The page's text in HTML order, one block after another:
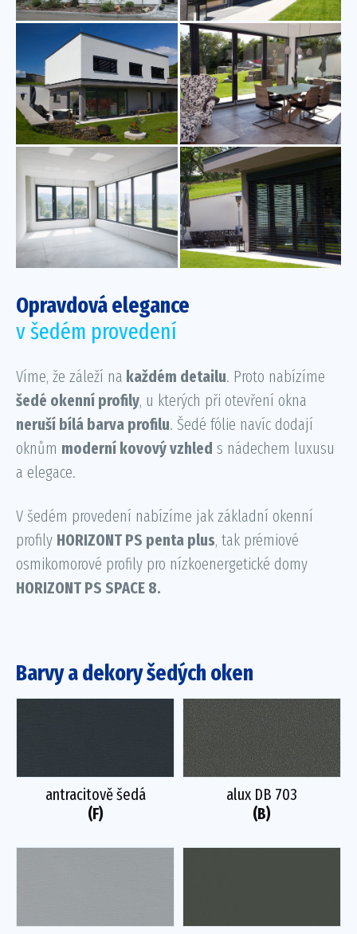
Opravdová elegance
v šedém provedení
Víme, že záleží na každém detailu. Proto nabízíme
šedé okenní profily, u kterých při otevření okna
neruší bílá barva profilu. Šedé fólie navíc dodají
oknům moderní kovový vzhled s nádechem luxusu
a elegace.
V šedém provedení nabízíme jak základní okenní
profily HORIZONT PS penta plus, tak prémiové
osmikomorové profily pro nízkoenergetické domy
HORIZONT PS SPACE 8.
Barvy a dekory šedých oken
antracitově šedá
(F)
alux DB 703
(B)